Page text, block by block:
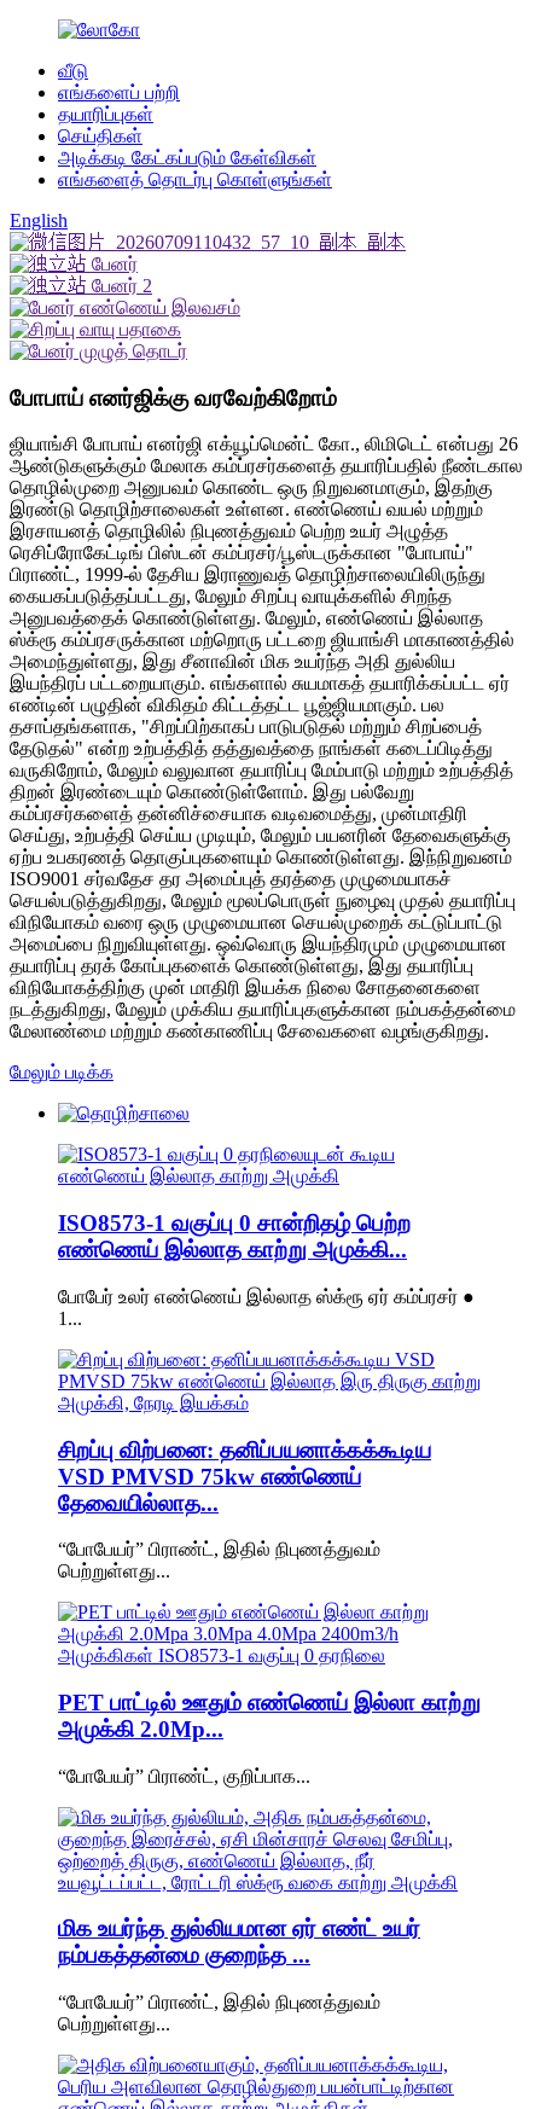
வீடு
எங்களைப் பற்றி
தயாரிப்புகள்
செய்திகள்
அடிக்கடி கேட்கப்படும் கேள்விகள்
எங்களைத் தொடர்பு கொள்ளுங்கள்
English
போபாய் எனர்ஜிக்கு வரவேற்கிறோம்
ஜியாங்சி போபாய் எனர்ஜி எக்யூப்மென்ட் கோ., லிமிடெட் என்பது 26
ஆண்டுகளுக்கும் மேலாக கம்ப்ரசர்களைத் தயாரிப்பதில் நீண்டகால
தொழில்முறை அனுபவம் கொண்ட ஒரு நிறுவனமாகும், இதற்கு
இரண்டு தொழிற்சாலைகள் உள்ளன. எண்ணெய் வயல் மற்றும்
இரசாயனத் தொழிலில் நிபுணத்துவம் பெற்ற உயர் அழுத்த
ரெசிப்ரோகேட்டிங் பிஸ்டன் கம்ப்ரசர்/பூஸ்டருக்கான "போபாய்"
பிராண்ட், 1999-ல் தேசிய இராணுவத் தொழிற்சாலையிலிருந்து
கையகப்படுத்தப்பட்டது, மேலும் சிறப்பு வாயுக்களில் சிறந்த
அனுபவத்தைக் கொண்டுள்ளது. மேலும், எண்ணெய் இல்லாத
ஸ்க்ரூ கம்ப்ரசருக்கான மற்றொரு பட்டறை ஜியாங்சி மாகாணத்தில்
அமைந்துள்ளது, இது சீனாவின் மிக உயர்ந்த அதி துல்லிய
இயந்திரப் பட்டறையாகும். எங்களால் சுயமாகத் தயாரிக்கப்பட்ட ஏர்
எண்டின் பழுதின் விகிதம் கிட்டத்தட்ட பூஜ்ஜியமாகும். பல
தசாப்தங்களாக, "சிறப்பிற்காகப் பாடுபடுதல் மற்றும் சிறப்பைத்
தேடுதல்" என்ற உற்பத்தித் தத்துவத்தை நாங்கள் கடைப்பிடித்து
வருகிறோம், மேலும் வலுவான தயாரிப்பு மேம்பாடு மற்றும் உற்பத்தித்
திறன் இரண்டையும் கொண்டுள்ளோம். இது பல்வேறு
கம்ப்ரசர்களைத் தன்னிச்சையாக வடிவமைத்து, முன்மாதிரி
செய்து, உற்பத்தி செய்ய முடியும், மேலும் பயனரின் தேவைகளுக்கு
ஏற்ப உபகரணத் தொகுப்புகளையும் கொண்டுள்ளது. இந்நிறுவனம்
ISO9001 சர்வதேச தர அமைப்புத் தரத்தை முழுமையாகச்
செயல்படுத்துகிறது, மேலும் மூலப்பொருள் நுழைவு முதல் தயாரிப்பு
விநியோகம் வரை ஒரு முழுமையான செயல்முறைக் கட்டுப்பாட்டு
அமைப்பை நிறுவியுள்ளது. ஒவ்வொரு இயந்திரமும் முழுமையான
தயாரிப்பு தரக் கோப்புகளைக் கொண்டுள்ளது, இது தயாரிப்பு
விநியோகத்திற்கு முன் மாதிரி இயக்க நிலை சோதனைகளை
நடத்துகிறது, மேலும் முக்கிய தயாரிப்புகளுக்கான நம்பகத்தன்மை
மேலாண்மை மற்றும் கண்காணிப்பு சேவைகளை வழங்குகிறது.
மேலும் படிக்க
ISO8573-1 வகுப்பு 0 சான்றிதழ் பெற்ற
எண்ணெய் இல்லாத காற்று அமுக்கி...
போபேர் உலர் எண்ணெய் இல்லாத ஸ்க்ரூ ஏர் கம்ப்ரசர் ●
1...
சிறப்பு விற்பனை: தனிப்பயனாக்கக்கூடிய
VSD PMVSD 75kw எண்ணெய்
தேவையில்லாத...
“போபேயர்” பிராண்ட், இதில் நிபுணத்துவம்
பெற்றுள்ளது...
PET பாட்டில் ஊதும் எண்ணெய் இல்லா காற்று
அமுக்கி 2.0Mp...
“போபேயர்” பிராண்ட், குறிப்பாக...
மிக உயர்ந்த துல்லியமான ஏர் எண்ட் உயர்
நம்பகத்தன்மை குறைந்த ...
“போபேயர்” பிராண்ட், இதில் நிபுணத்துவம்
பெற்றுள்ளது...